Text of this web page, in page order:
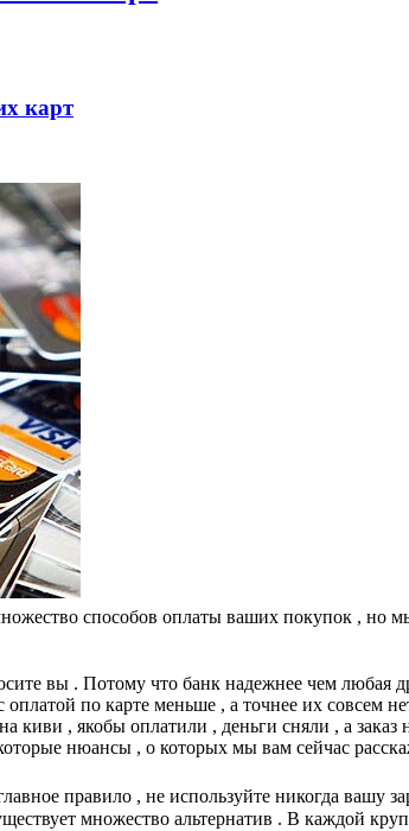
карт
способов оплаты ваших покупок , но
вы . Потому что банк надежнее чем любая
по карте меньше , а точнее их совсем
киви , якобы оплатили , деньги сняли , а
нюансы , о которых мы вам сейчас
правило , не используйте никогда вашу
множество альтернатив . В каждой